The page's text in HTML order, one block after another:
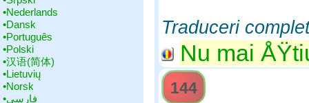
•‎Nederlands
•‎Dansk
•‎Português
•‎Polski
•‎汉语(简体)
•‎Lietuvių
•‎Norsk
•‎فارسی
Traduceri
Nu mai
144